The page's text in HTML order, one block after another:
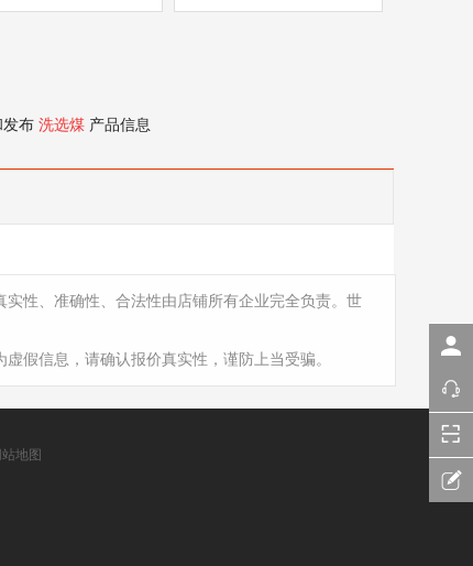
发布 洗选煤 产品信息
性、准确性、合法性由店铺所有企业完全负责。世
假信息，请确认报价真实性，谨防上当受骗。
站地图